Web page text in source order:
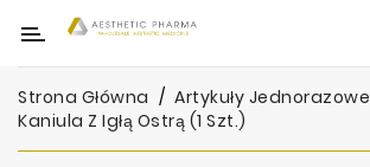
Kategoria
OUTLET
Wypełniacze
Strona Główna Artykuły Jednorazowe
Kaniula Z Igłą Ostrą (1 Szt.)